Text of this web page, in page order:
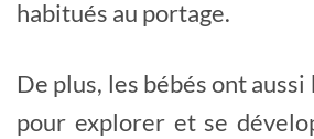
habitués au portage.
De plus, les bébés ont aussi
pour explorer et se